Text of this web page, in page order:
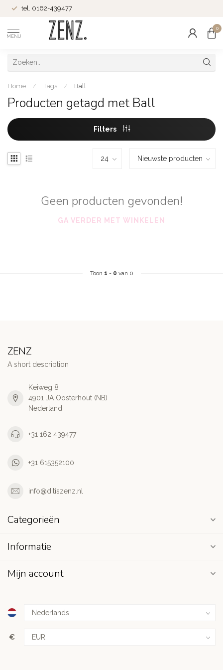
tel. 0162-439477
MENU
0
Home / Tags / Ball
Producten getagd met Ball
Filters
Geen producten gevonden!
GA VERDER MET WINKELEN
Toon 1 - 0 van 0
ZENZ
A short description
Keiweg 8
4901 JA Oosterhout (NB)
Nederland
+31 162 439477
+31 615352100
info@ditiszenz.nl
Categorieën
Informatie
Mijn account
€